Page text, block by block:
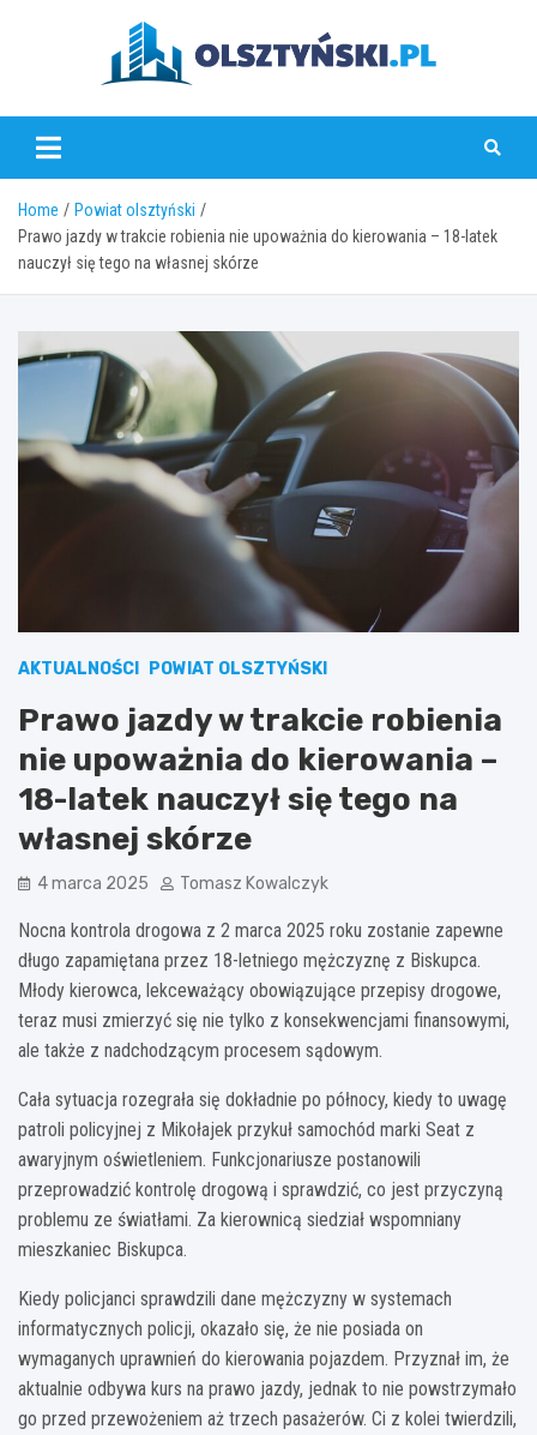
olsztynski.pl
Home
Powiat olsztyński
Prawo jazdy w trakcie robienia nie upoważnia do kierowania – 18-latek
nauczył się tego na własnej skórze
AKTUALNOŚCI POWIAT OLSZTYŃSKI
Prawo jazdy w trakcie robienia
nie upoważnia do kierowania –
18-latek nauczył się tego na
własnej skórze
4 marca 2025 Tomasz Kowalczyk
Nocna kontrola drogowa z 2 marca 2025 roku zostanie zapewne
długo zapamiętana przez 18-letniego mężczyznę z Biskupca.
Młody kierowca, lekceważący obowiązujące przepisy drogowe,
teraz musi zmierzyć się nie tylko z konsekwencjami finansowymi,
ale także z nadchodzącym procesem sądowym.
Cała sytuacja rozegrała się dokładnie po północy, kiedy to uwagę
patroli policyjnej z Mikołajek przykuł samochód marki Seat z
awaryjnym oświetleniem. Funkcjonariusze postanowili
przeprowadzić kontrolę drogową i sprawdzić, co jest przyczyną
problemu ze światłami. Za kierownicą siedział wspomniany
mieszkaniec Biskupca.
Kiedy policjanci sprawdzili dane mężczyzny w systemach
informatycznych policji, okazało się, że nie posiada on
wymaganych uprawnień do kierowania pojazdem. Przyznał im, że
aktualnie odbywa kurs na prawo jazdy, jednak to nie powstrzymało
go przed przewożeniem aż trzech pasażerów. Ci z kolei twierdzili,